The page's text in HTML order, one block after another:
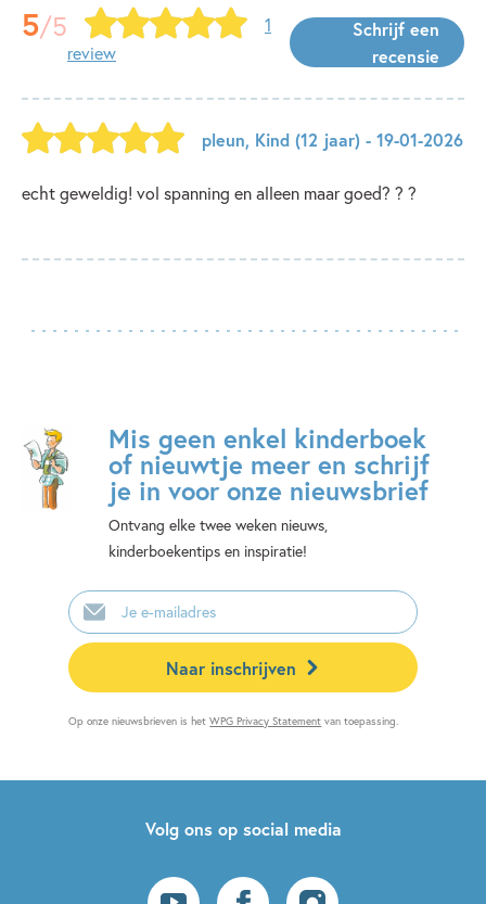
5/5
1
review
Schrijf een
recensie
pleun, Kind (12 jaar) - 19-01-2026
echt geweldig! vol spanning en alleen maar goed? ? ?
Mis geen enkel kinderboek
of nieuwtje meer en schrijf
je in voor onze nieuwsbrief
Ontvang elke twee weken nieuws,
kinderboekentips en inspiratie!
E-
mailadres
Naar inschrijven
Op onze nieuwsbrieven is hetWPG Privacy Statement van toepassing.
Volg ons op social media